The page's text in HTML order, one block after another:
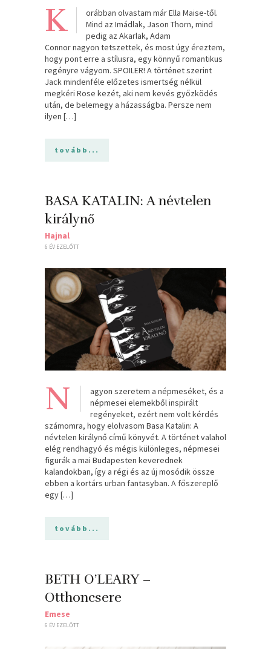
K
orábban olvastam már Ella Maise-től.
Mind az Imádlak, Jason Thorn, mind
pedig az Akarlak, Adam
Connor nagyon tetszettek, és most úgy éreztem,
hogy pont erre a stílusra, egy könnyű romantikus
regényre vágyom. SPOILER! A történet szerint
Jack mindenféle előzetes ismertség nélkül
megkéri Rose kezét, aki nem kevés győzködés
után, de belemegy a házasságba. Persze nem
ilyen […]
tovább...
BASA KATALIN: A névtelen
királynő
Hajnal
6 ÉV EZELŐTT
N
agyon szeretem a népmeséket, és a
népmesei elemekből inspirált
regényeket, ezért nem volt kérdés
számomra, hogy elolvasom Basa Katalin: A
névtelen királynő című könyvét. A történet valahol
elég rendhagyó és mégis különleges, népmesei
figurák a mai Budapesten keverednek
kalandokban, így a régi és az új mosódik össze
ebben a kortárs urban fantasyban. A főszereplő
egy […]
tovább...
BETH O’LEARY –
Otthoncsere
Emese
6 ÉV EZELŐTT